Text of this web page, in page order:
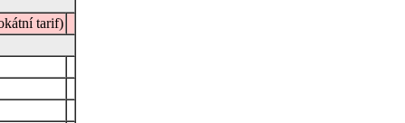
tarif)